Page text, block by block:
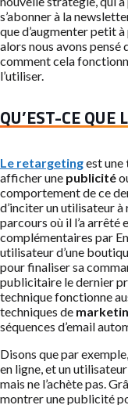
s’abonner à la
que d’augmenter petit
alors nous avons pensé
comment cela
l’utiliser.
QU’EST-CE QUE
Le retargetingest une
afficher une publicité
comportement de ce
d’inciter un utilisateur
parcours où il l’a
complémentaires par
utilisateur d’une
pour finaliser sa
publicitaire le dernier
technique fonctionne
techniques de
séquences d’email
Disons que par
en ligne, et un
mais ne l’achète pas.
montrer une publicité